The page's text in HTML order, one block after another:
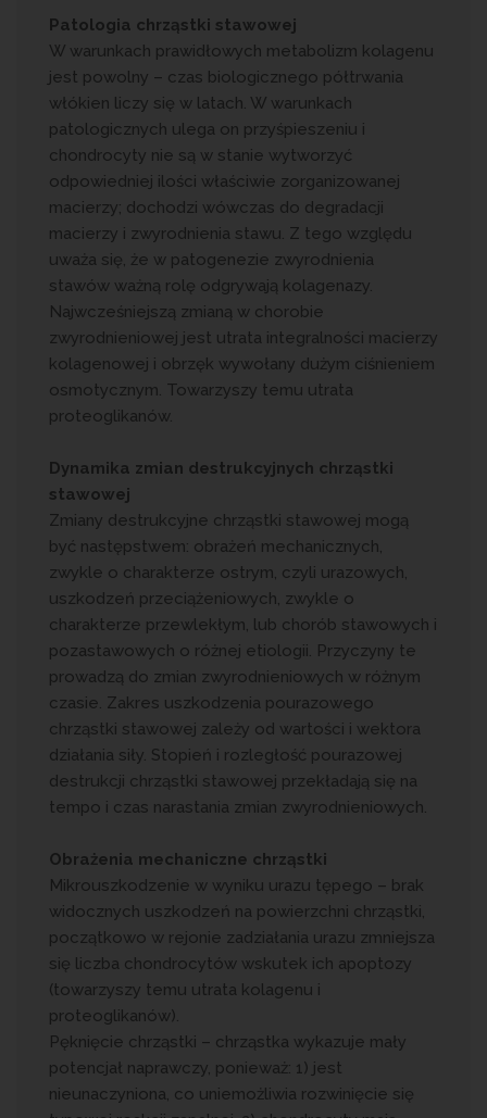
Patologia chrząstki stawowej
W warunkach prawidłowych metabolizm kolagenu
jest powolny – czas biologicznego półtrwania
włókien liczy się w latach. W warunkach
patologicznych ulega on przyśpieszeniu i
chondrocyty nie są w stanie wytworzyć
odpowiedniej ilości właściwie zorganizowanej
macierzy; dochodzi wówczas do degradacji
macierzy i zwyrodnienia stawu. Z tego względu
uważa się, że w patogenezie zwyrodnienia
stawów ważną rolę odgrywają kolagenazy.
Najwcześniejszą zmianą w chorobie
zwyrodnieniowej jest utrata integralności macierzy
kolagenowej i obrzęk wywołany dużym ciśnieniem
osmotycznym. Towarzyszy temu utrata
proteoglikanów.
Dynamika zmian destrukcyjnych chrząstki
stawowej
Zmiany destrukcyjne chrząstki stawowej mogą
być następstwem: obrażeń mechanicznych,
zwykle o charakterze ostrym, czyli urazowych,
uszkodzeń przeciążeniowych, zwykle o
charakterze przewlekłym, lub chorób stawowych i
pozastawowych o różnej etiologii. Przyczyny te
prowadzą do zmian zwyrodnieniowych w różnym
czasie. Zakres uszkodzenia pourazowego
chrząstki stawowej zależy od wartości i wektora
działania siły. Stopień i rozległość pourazowej
destrukcji chrząstki stawowej przekładają się na
tempo i czas narastania zmian zwyrodnieniowych.
Obrażenia mechaniczne chrząstki
Mikrouszkodzenie w wyniku urazu tępego – brak
widocznych uszkodzeń na powierzchni chrząstki,
początkowo w rejonie zadziałania urazu zmniejsza
się liczba chondrocytów wskutek ich apoptozy
(towarzyszy temu utrata kolagenu i
proteoglikanów).
Pęknięcie chrząstki – chrząstka wykazuje mały
potencjał naprawczy, ponieważ: 1) jest
nieunaczyniona, co uniemożliwia rozwinięcie się